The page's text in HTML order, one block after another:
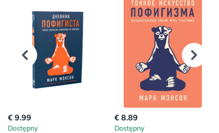
€ 9.99
Dostępny
€ 8.89
Dostępny